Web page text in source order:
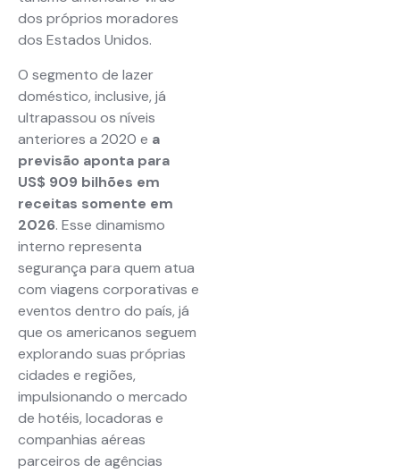
dos próprios moradores
dos Estados Unidos.
O segmento de lazer
doméstico, inclusive, já
ultrapassou os níveis
anteriores a 2020 e a
previsão aponta para
US$ 909 bilhões em
receitas somente em
2026. Esse dinamismo
interno representa
segurança para quem atua
com viagens corporativas e
eventos dentro do país, já
que os americanos seguem
explorando suas próprias
cidades e regiões,
impulsionando o mercado
de hotéis, locadoras e
companhias aéreas
parceiros de agências